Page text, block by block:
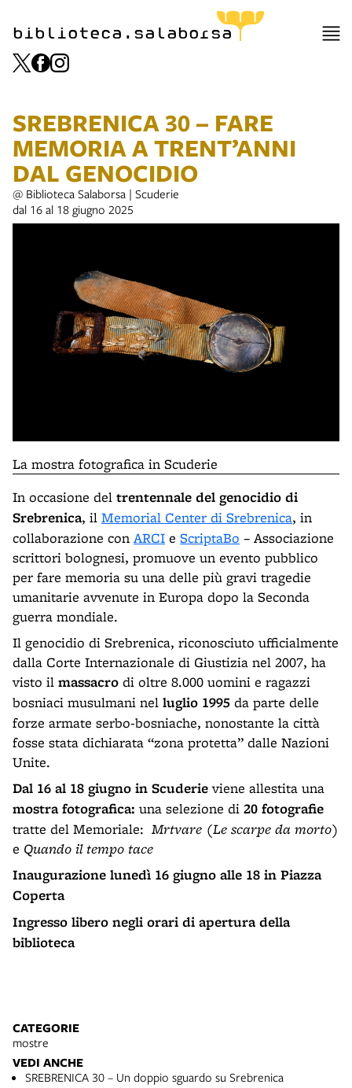
biblioteca.salaborsa
SREBRENICA 30 – FARE
MEMORIA A TRENT’ANNI
DAL GENOCIDIO
@ Biblioteca Salaborsa | Scuderie
dal 16 al 18 giugno 2025
La mostra fotografica in Scuderie
In occasione del trentennale del genocidio di
Srebrenica, il Memorial Center di Srebrenica, in
collaborazione con ARCI e ScriptaBo – Associazione
scrittori bolognesi, promuove un evento pubblico
per fare memoria su una delle più gravi tragedie
umanitarie avvenute in Europa dopo la Seconda
guerra mondiale.
Il genocidio di Srebrenica, riconosciuto ufficialmente
dalla Corte Internazionale di Giustizia nel 2007, ha
visto il massacro di oltre 8.000 uomini e ragazzi
bosniaci musulmani nel luglio 1995 da parte delle
forze armate serbo-bosniache, nonostante la città
fosse stata dichiarata “zona protetta” dalle Nazioni
Unite.
Dal 16 al 18 giugno in Scuderieviene allestita una
mostra fotografica: una selezione di 20 fotografie
tratte del Memoriale: Mrtvare (Le scarpe da morto)
e Quando il tempo tace
Inaugurazione lunedì 16 giugno alle 18 in Piazza
Coperta
Ingresso libero negli orari di apertura della
biblioteca
CATEGORIE
mostre
VEDI ANCHE
SREBRENICA 30 – Un doppio sguardo su Srebrenica